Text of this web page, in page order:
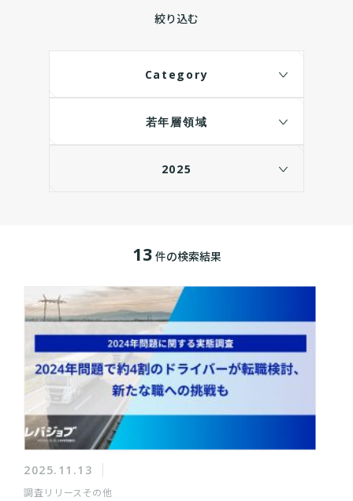
絞り込む
Category
若年層領域
2025
13 件の検索結果
2025.11.13
調査リリース その他